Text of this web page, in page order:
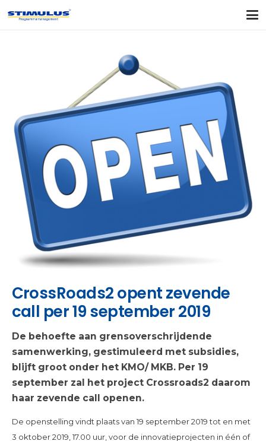
CrossRoads2 opent zevende
call per 19 september 2019
De behoefte aan grensoverschrijdende
samenwerking, gestimuleerd met subsidies,
blijft groot onder het KMO/ MKB. Per 19
september zal het project Crossroads2 daarom
haar zevende call openen.
De openstelling vindt plaats van 19 september 2019 tot en met
3 oktober 2019, 17.00 uur, voor de innovatieprojecten in één of